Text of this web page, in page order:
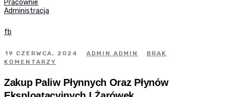
Pracownie
Administracja
fb
19 CZERWCA, 2024 ADMIN ADMIN
BRAK
KOMENTARZY
Zakup Paliw Płynnych Oraz Płynów